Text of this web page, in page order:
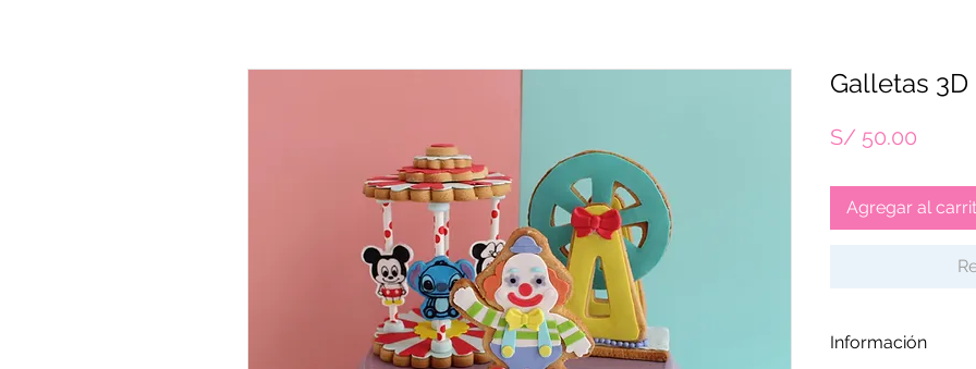
Galletas 3D
S/ 50.00
Agregar al
Información